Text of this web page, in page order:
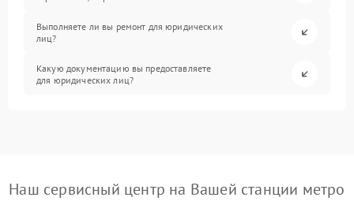
Выполняете ли вы ремонт для юридических
лиц?
Какую документацию вы предоставляете
для юридических лиц?
Наш сервисный центр на Вашей станции метро